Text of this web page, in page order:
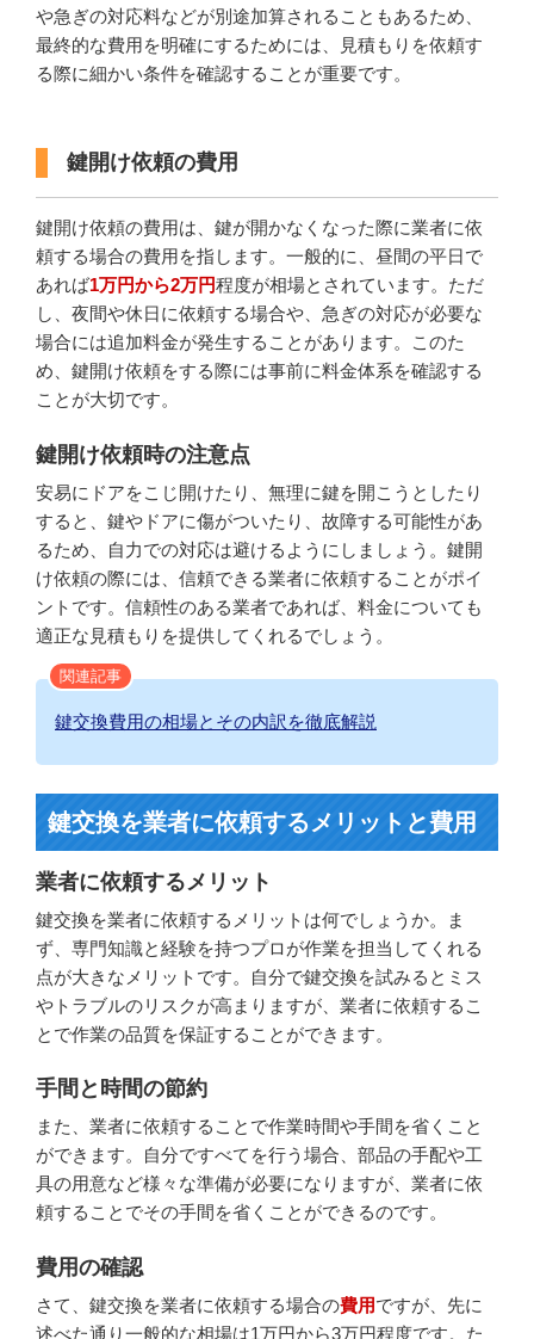
や急ぎの対応料などが別途加算されることもあるため、
最終的な費用を明確にするためには、見積もりを依頼す
る際に細かい条件を確認することが重要です。
鍵開け依頼の費用
鍵開け依頼の費用は、鍵が開かなくなった際に業者に依
頼する場合の費用を指します。一般的に、昼間の平日で
あれば1万円から2万円程度が相場とされています。ただ
し、夜間や休日に依頼する場合や、急ぎの対応が必要な
場合には追加料金が発生することがあります。このた
め、鍵開け依頼をする際には事前に料金体系を確認する
ことが大切です。
鍵開け依頼時の注意点
安易にドアをこじ開けたり、無理に鍵を開こうとしたり
すると、鍵やドアに傷がついたり、故障する可能性があ
るため、自力での対応は避けるようにしましょう。鍵開
け依頼の際には、信頼できる業者に依頼することがポイ
ントです。信頼性のある業者であれば、料金についても
適正な見積もりを提供してくれるでしょう。
関連記事
鍵交換費用の相場とその内訳を徹底解説
鍵交換を業者に依頼するメリットと費用
業者に依頼するメリット
鍵交換を業者に依頼するメリットは何でしょうか。ま
ず、専門知識と経験を持つプロが作業を担当してくれる
点が大きなメリットです。自分で鍵交換を試みるとミス
やトラブルのリスクが高まりますが、業者に依頼するこ
とで作業の品質を保証することができます。
手間と時間の節約
また、業者に依頼することで作業時間や手間を省くこと
ができます。自分ですべてを行う場合、部品の手配や工
具の用意など様々な準備が必要になりますが、業者に依
頼することでその手間を省くことができるのです。
費用の確認
さて、鍵交換を業者に依頼する場合の費用ですが、先に
述べた通り一般的な相場は1万円から3万円程度です。た